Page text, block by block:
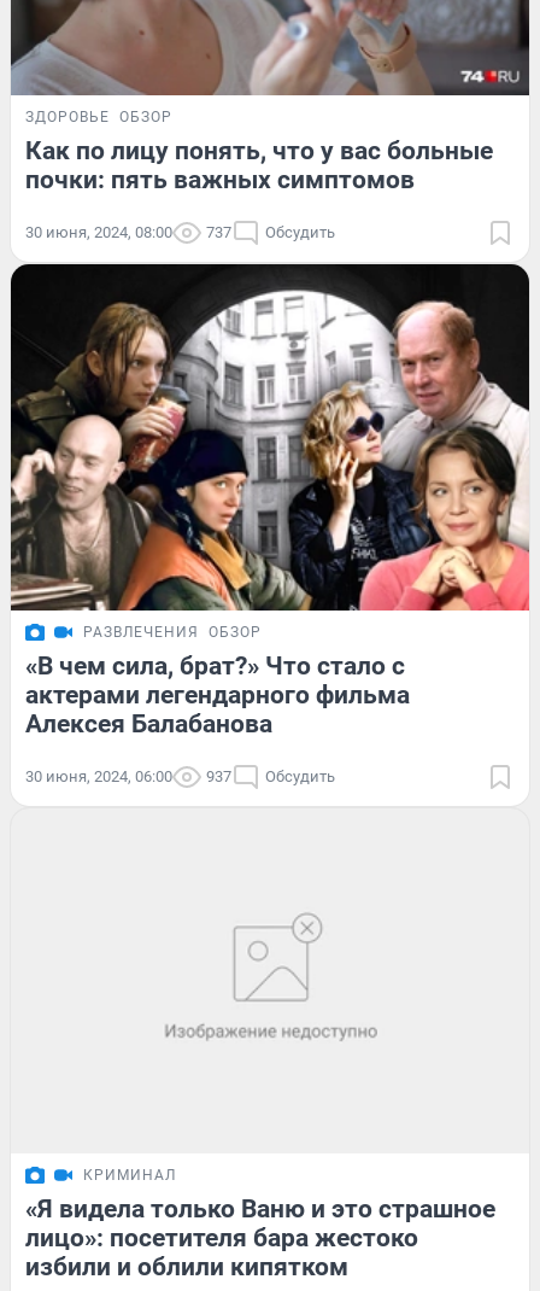
ЗДОРОВЬЕ ОБЗОР
Как по лицу понять, что у вас больные
почки: пять важных симптомов
30 июня, 2024, 08:00 737 Обсудить
РАЗВЛЕЧЕНИЯ ОБЗОР
«В чем сила, брат?» Что стало с
актерами легендарного фильма
Алексея Балабанова
30 июня, 2024, 06:00 937 Обсудить
КРИМИНАЛ
«Я видела только Ваню и это страшное
лицо»: посетителя бара жестоко
избили и облили кипятком